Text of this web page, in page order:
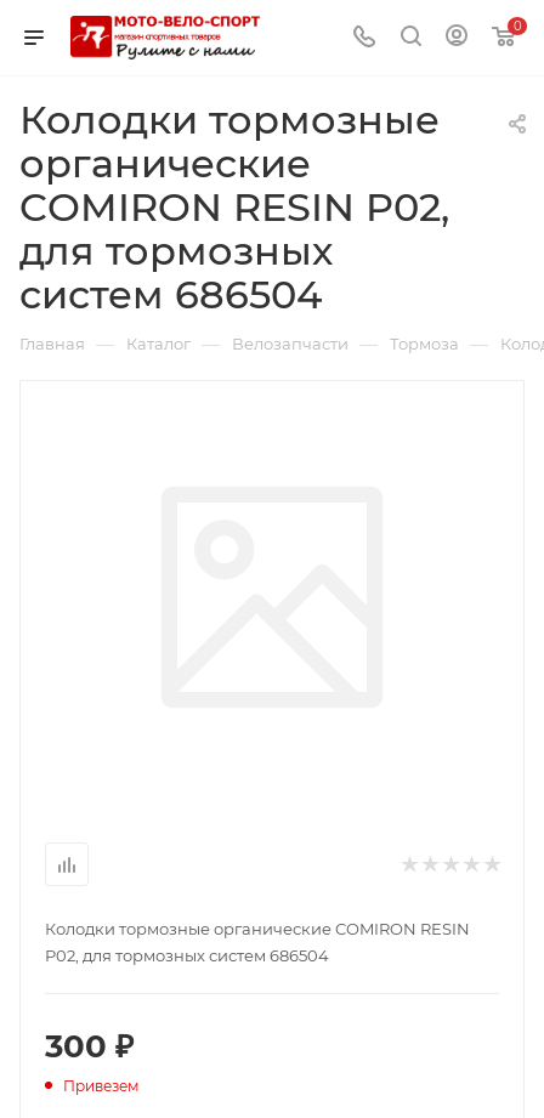
0
Колодки тормозные
органические
COMIRON RESIN P02,
для тормозных
систем 686504
Главная — Каталог — Велозапчасти — Тормоза —
Колодки тормозные органические COMIRON RESIN
P02, для тормозных систем 686504
300 ₽
Привезем